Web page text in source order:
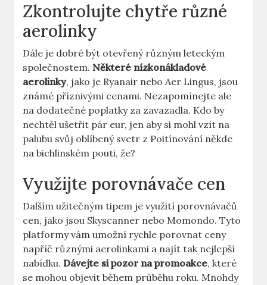
Zkontrolujte chytře různé
aerolinky
Dále je dobré být otevřený různým leteckým
společnostem. Některé nízkonákladové
aerolinky, jako je Ryanair nebo Aer Lingus, jsou
známé příznivými cenami. Nezapomínejte ale
na dodatečné poplatky za zavazadla. Kdo by
nechtěl ušetřit pár eur, jen aby si mohl vzít na
palubu svůj oblíbený svetr z Poitínování někde
na bichlinském pouti, že?
Využijte porovnávače cen
Dalším užitečným tipem je využití porovnávačů
cen, jako jsou Skyscanner nebo Momondo. Tyto
platformy vám umožní rychle porovnat ceny
napříč různými aerolinkami a najít tak nejlepší
nabídku.Dávejte si pozor na promoakce, které
se mohou objevit během průběhu roku. Mnohdy